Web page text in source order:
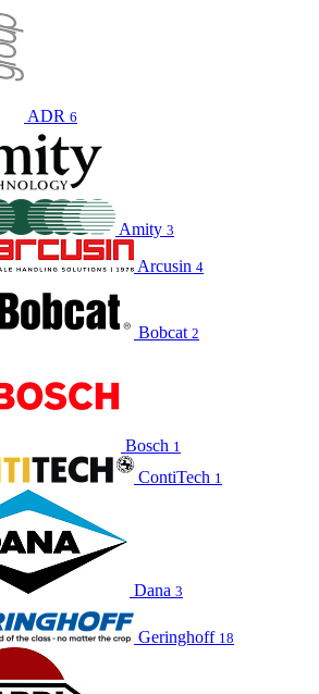
ADR 6
Amity 3
Arcusin 4
Bobcat 2
Bosch 1
ContiTech 1
Dana 3
Geringhoff 18